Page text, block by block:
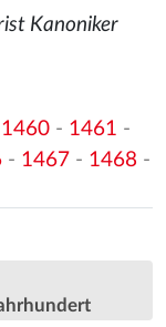
Kanoniker
1460 - 1461 -
- 1467 - 1468 -